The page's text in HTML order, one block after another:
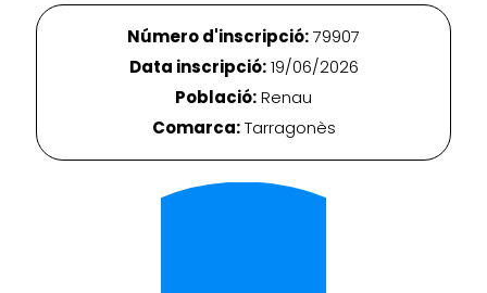
Número d'inscripció:79907
Data inscripció:19/06/2026
Població:Renau
Comarca:Tarragonès